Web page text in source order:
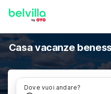
Casa vacanze
Dove vuoi andare?